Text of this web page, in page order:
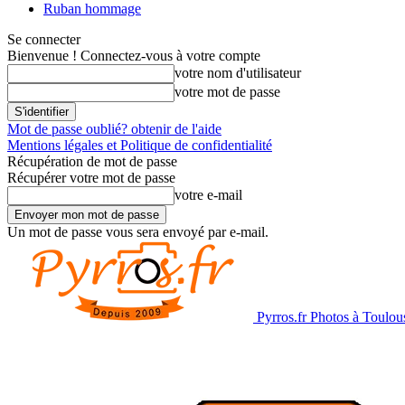
Ruban hommage
Se connecter
Bienvenue ! Connectez-vous à votre compte
votre nom d'utilisateur
votre mot de passe
Mot de passe oublié? obtenir de l'aide
Mentions légales et Politique de confidentialité
Récupération de mot de passe
Récupérer votre mot de passe
votre e-mail
Un mot de passe vous sera envoyé par e-mail.
Pyrros.fr Photos à